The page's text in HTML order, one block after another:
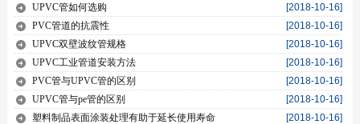
[2018-10-16]
UPVC管如何选购
[2018-10-16]
PVC管道的抗震性
[2018-10-16]
UPVC双壁波纹管规格
[2018-10-16]
UPVC工业管道安装方法
[2018-10-16]
PVC管与UPVC管的区别
[2018-10-16]
UPVC管与pe管的区别
[2018-10-16]
塑料制品表面涂装处理有助于延长使用寿命